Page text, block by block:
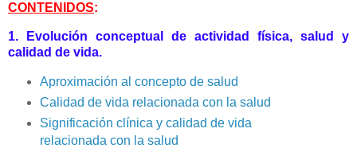
CONTENIDOS:
1. Evolución conceptual de actividad física, salud y
calidad de vida.
Aproximación al concepto de salud
Calidad de vida relacionada con la salud
Significación clínica y calidad de vida
relacionada con la salud